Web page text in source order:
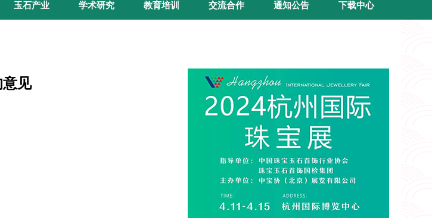
玉石产业 学术研究 教育培训 交流合作 通知公告 下载中心
见